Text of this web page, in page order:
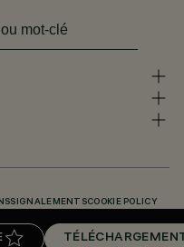
SIGNALEMENTSCOOKIE POLICY